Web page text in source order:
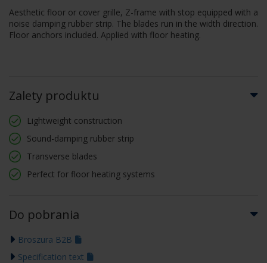
Aesthetic floor or cover grille, Z-frame with stop equipped with a
noise damping rubber strip. The blades run in the width direction.
Floor anchors included. Applied with floor heating.
Zalety produktu
Lightweight construction
Sound-damping rubber strip
Transverse blades
Perfect for floor heating systems
Do pobrania
Broszura B2B
Specification text